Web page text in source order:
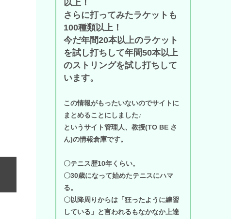
以上！
さらに打ってみたラケットも
100種類以上！
今だ年間20本以上のラケット
を試し打ちして年間50本以上
のストリングを試し打ちして
います。
この情報がもったいないのでサイトに
まとめることにしました♪
というサイト管理人、教授(TO BE さ
ん)の情報倉庫です。
〇テニス歴10年くらい。
〇30歳になって始めたテニスにハマ
る。
〇以降周りからは「狂ったように練習
している」と言われるもなかなか上達